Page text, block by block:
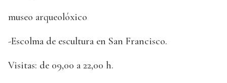
museo arqueolóxico
-Escolma de escultura en San Francisco.
Visitas: de 09,00 a 22,00 h.